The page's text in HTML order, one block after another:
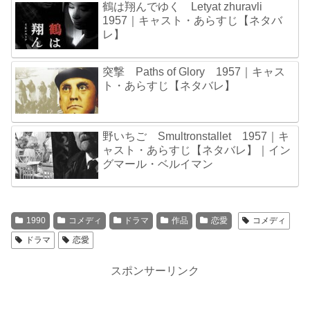
鶴は翔んでゆく Letyat zhuravli
1957｜キャスト・あらすじ【ネタバ
レ】
突撃 Paths of Glory 1957｜キャス
ト・あらすじ【ネタバレ】
野いちご Smultronstallet 1957｜キ
ャスト・あらすじ【ネタバレ】｜イン
グマール・ベルイマン
1990 コメディ ドラマ 作品 恋愛
コメディ
ドラマ
恋愛
スポンサーリンク